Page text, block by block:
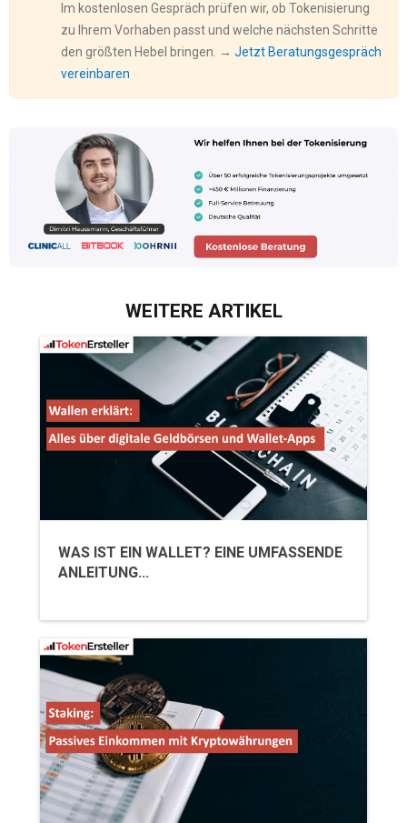
Im kostenlosen Gespräch prüfen wir, ob Tokenisierung
zu Ihrem Vorhaben passt und welche nächsten Schritte
den größten Hebel bringen. → Jetzt Beratungsgespräch
vereinbaren
WEITERE ARTIKEL
WAS IST EIN WALLET? EINE UMFASSENDE
ANLEITUNG...